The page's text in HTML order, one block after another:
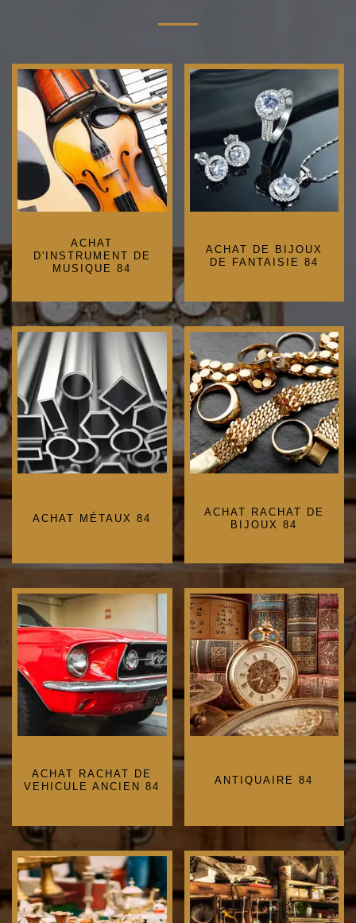
ACHAT
D'INSTRUMENT DE
MUSIQUE 84
ACHAT DE BIJOUX
DE FANTAISIE 84
ACHAT MÉTAUX 84
ACHAT RACHAT DE
BIJOUX 84
ACHAT RACHAT DE
VEHICULE ANCIEN 84
ANTIQUAIRE 84